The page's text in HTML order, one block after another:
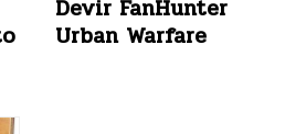
Devir FanHunter
Urban Warfare